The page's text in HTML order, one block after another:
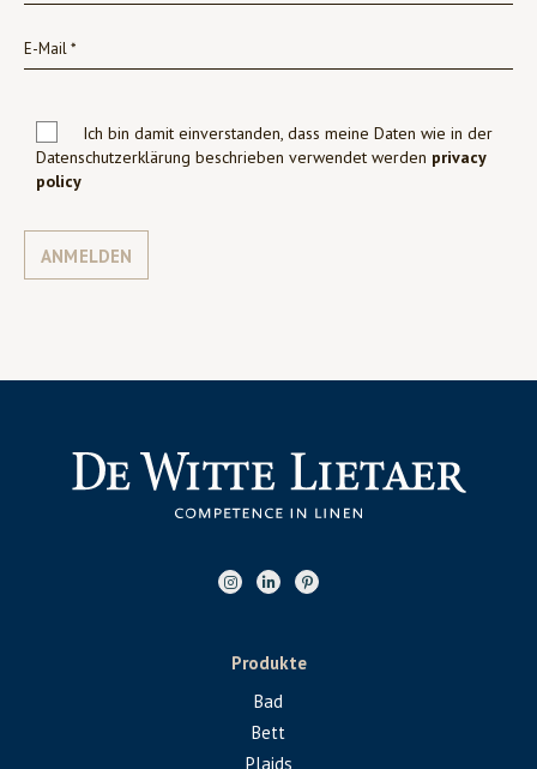
Ich bin damit einverstanden, dass meine Daten wie in der
Datenschutzerklärung beschrieben verwendet werden privacy
policy
ANMELDEN
Produkte
Bad
Bett
Plaids